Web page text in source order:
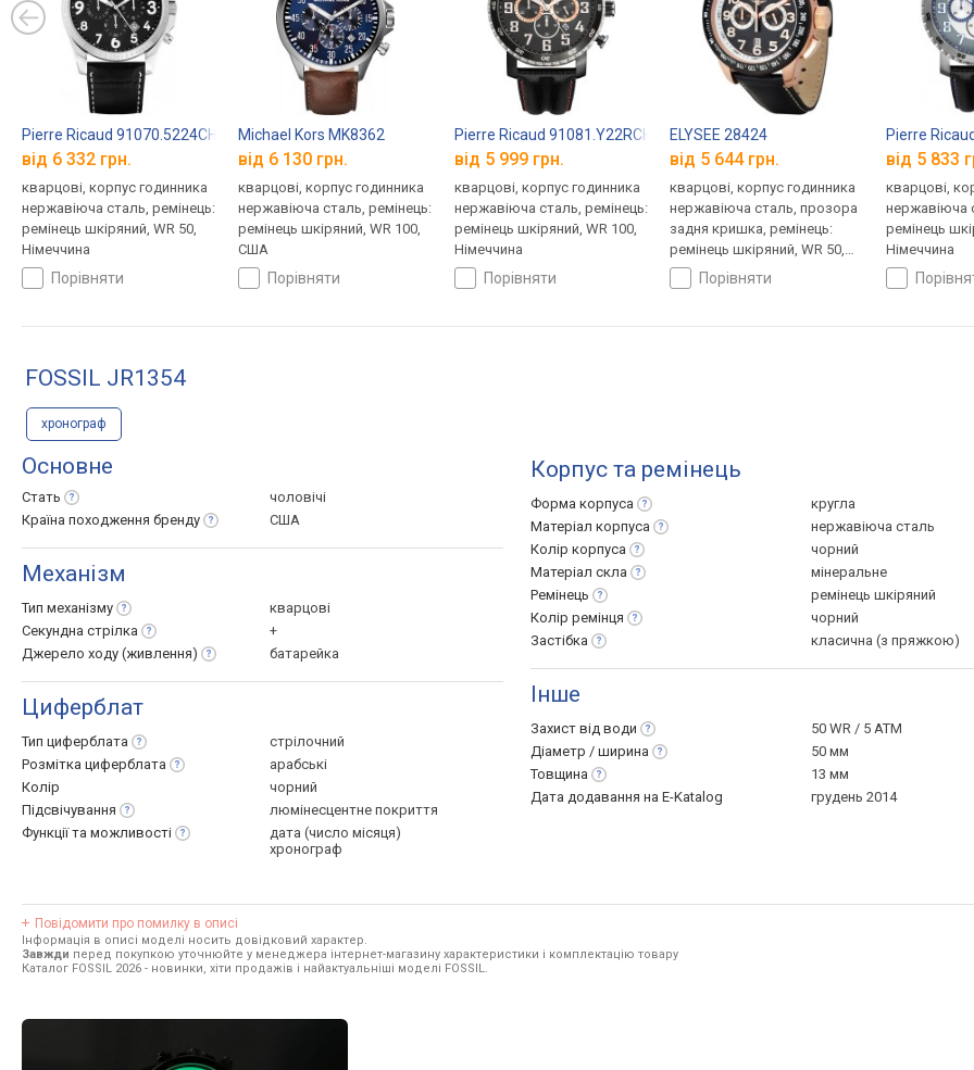
Pierre Ricaud 91070.5224CH
від 6 332 грн.
кварцові, корпус годинника
нержавіюча сталь, ремінець:
ремінець шкіряний, WR 50,
Німеччина
порівняти
Michael Kors MK8362
від 6 130 грн.
кварцові, корпус годинника
нержавіюча сталь, ремінець:
ремінець шкіряний, WR 100,
США
порівняти
Pierre Ricaud 91081.Y22RCH
від 5 999 грн.
кварцові, корпус годинника
нержавіюча сталь, ремінець:
ремінець шкіряний, WR 100,
Німеччина
порівняти
ELYSEE 28424
від 5 644 грн.
кварцові, корпус годинника
нержавіюча сталь, прозора
задня кришка, ремінець:
ремінець шкіряний, WR 50,
Німеччинапорівняти
Pierre
від 5 833
кварцові,
нержавіюча
ремінець
Німеччина
FOSSIL JR1354
хронограф
Основне
Стать
чоловічі
Країна походження бренду США
Механізм
Тип механізму
кварцові
Секундна стрілка
+
Джерело ходу (живлення) батарейка
Циферблат
Тип циферблата
стрілочний
Розмітка циферблата
арабські
Колір
чорний
Підсвічування
люмінесцентне покриття
Функції та можливості
дата (число місяця)
хронограф
Корпус та ремінець
Форма корпуса
кругла
Матеріал корпуса
нержавіюча сталь
Колір корпуса
чорний
Матеріал скла
мінеральне
Ремінець
ремінець шкіряний
Колір ремінця
чорний
Застібка
класична (з пряжкою)
Інше
Захист від води
50 WR / 5 ATM
Діаметр / ширина
50 мм
Товщина
13 мм
Дата додавання на E-Katalog
грудень 2014
Повідомити про помилку в описі
Інформація в описі моделі носить довідковий характер.
Завжди перед покупкою уточнюйте у менеджера інтернет-магазину характеристики і комплектацію товару
Каталог FOSSIL 2026 - новинки, хіти продажів і найактуальніші моделі FOSSIL.